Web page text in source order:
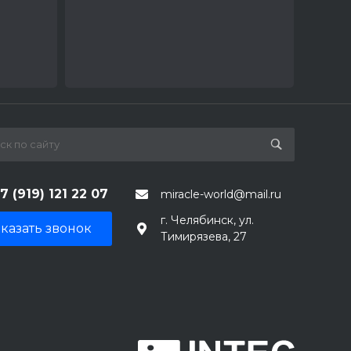
(919) 121 22 07 miracle-world@mail.ru
звонок
г. Челябинск, ул.
Тимирязева, 27